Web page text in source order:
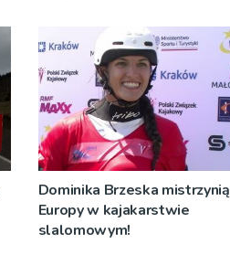
Dominika Brzeska mistrzynią
Europy w kajakarstwie
slalomowym!